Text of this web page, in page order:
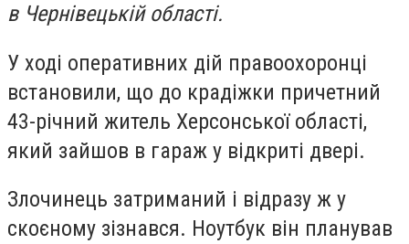
в Чернівецькій області.
У ході оперативних дій правоохоронці
встановили, що до крадіжки причетний
43-річний житель Херсонської області,
який зайшов в гараж у відкриті двері.
Злочинець затриманий і відразу ж у
скоєному зізнався. Ноутбук він планував